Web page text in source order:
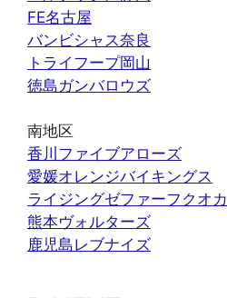
FE名古屋
バンビシャス奈良
トライフープ岡山
徳島ガンバロウズ
南地区
香川ファイブアローズ
愛媛オレンジバイキングス
ライジングゼファーフクオカ
熊本ヴォルターズ
鹿児島レブナイズ